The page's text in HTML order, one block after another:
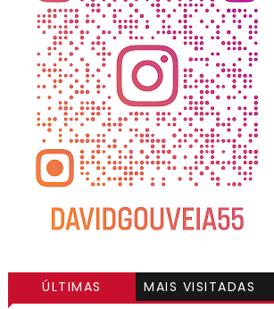
ÚLTIMAS MAIS VISITADAS